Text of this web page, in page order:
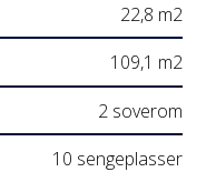
22,8 m2
109,1 m2
2 soverom
10 sengeplasser